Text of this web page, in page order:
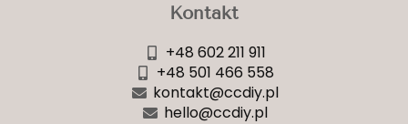
Kontakt
+48 602 211 911
+48 501 466 558
kontakt@ccdiy.pl
hello@ccdiy.pl